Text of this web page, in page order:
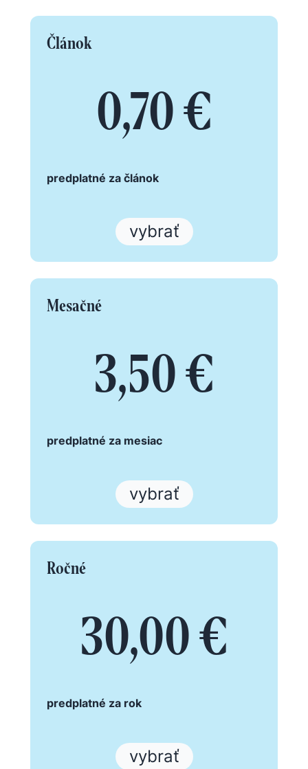
Článok
0,70 €
predplatné za článok
vybrať
Mesačné
3,50 €
predplatné za mesiac
vybrať
Ročné
30,00 €
predplatné za rok
vybrať